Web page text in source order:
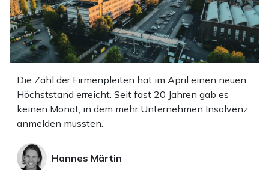
Die Zahl der Firmenpleiten hat im April einen neuen
Höchststand erreicht. Seit fast 20 Jahren gab es
keinen Monat, in dem mehr Unternehmen Insolvenz
anmelden mussten.
Hannes Märtin